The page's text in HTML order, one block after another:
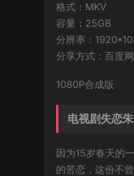
格式：MKV
容量：25GB
分辨率：
分享方式：百度
1080P合成版
电视剧失恋
因为15岁春天的
的苦恋，这份不